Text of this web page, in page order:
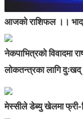
आजको राशिफल ।।
नेकपाभित्रको विवादमा
लोकतन्त्रका लागि दुःखद्
मेस्सीले डेब्यु खेलमा फ्री-